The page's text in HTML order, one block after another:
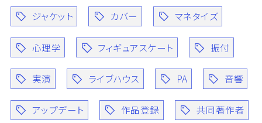
ジャケット カバー マネタイズ
心理学 フィギュアスケート 振付
実演 ライブハウス PA 音響
アップデート 作品登録 共同著作者